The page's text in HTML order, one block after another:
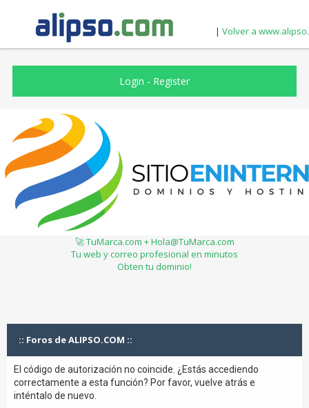
| Volver a
Login - Register
🚀 TuMarca.com + Hola@TuMarca.com
Tu web y correo profesional en minutos
Obten tu dominio!
:: Foros de ALIPSO.COM ::
El código de autorización no coincide. ¿Estás accediendo
correctamente a esta función? Por favor, vuelve atrás e
inténtalo de nuevo.